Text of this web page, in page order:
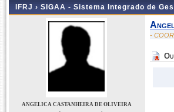
IFRJ › SIGAA - Sistema Integrado de
ANGELICA CASTANHEIRA DE OLIVEIRA
-